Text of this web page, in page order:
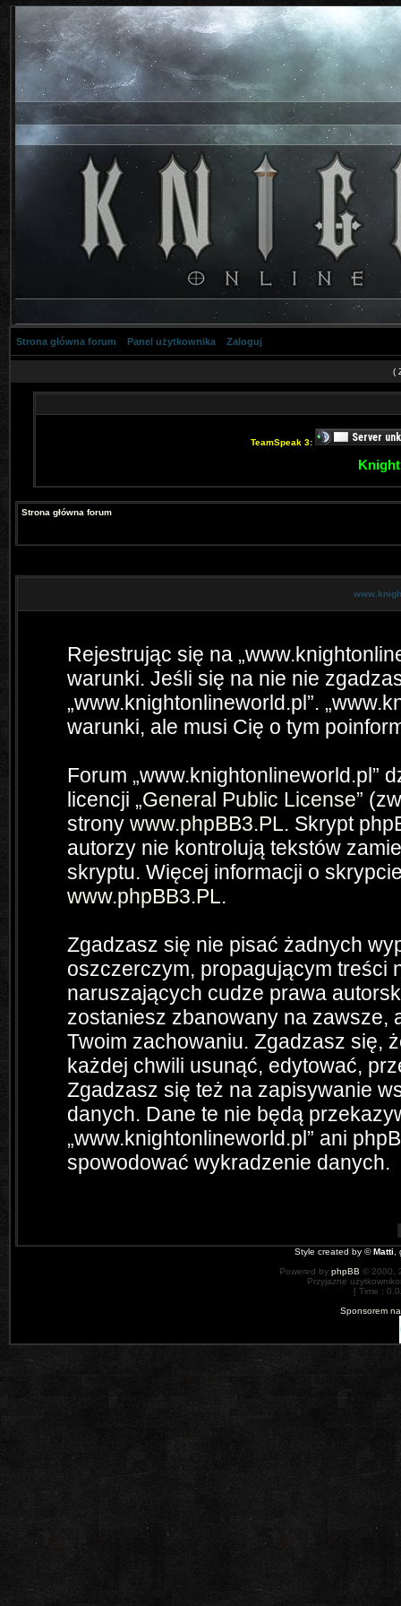
Strona główna forum Panel użytkownika Zaloguj
(
TeamSpeak 3:
Strona główna forum
Rejestrując się na
warunki. Jeśli się na nie nie
„www.knightonlineworld.pl”.
warunki, ale musi Cię o tym
Forum „www.knightonlineworld.pl”
licencji „General Public License”
strony www.phpBB3.PL. Skrypt
autorzy nie kontrolują tekstów
skryptu. Więcej informacji o
www.phpBB3.PL.
Zgadzasz się nie pisać żadnych
oszczerczym, propagującym treści
naruszających cudze prawa
zostaniesz zbanowany na zawsze,
Twoim zachowaniu. Zgadzasz się,
każdej chwili usunąć, edytować,
Zgadzasz się też na zapisywanie
danych. Dane te nie będą
„www.knightonlineworld.pl” ani
spowodować wykradzenie danych.
Style created by ©Matti
Powered by phpBB © 2000,
Przyjazne
[ Time :
Sponsorem